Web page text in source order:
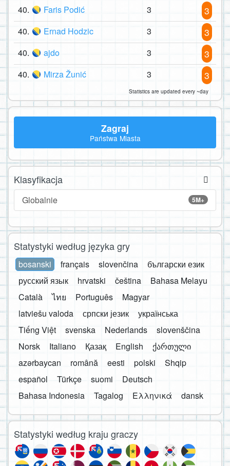
40. Faris Podić 3 3
40. Ernad Hodzic 3 3
40. ajdo 3 3
40. Mirza Žunić 3 3
Statistics are updated every ~day
Zagraj
Państwa Miasta
Klasyfikacja
5M+
Globalnie
Statystyki według języka gry
bosanski français slovenčina
български език
русский язык
hrvatski čeština
Bahasa Melayu
Català
ไทย Português
Magyar
latviešu valoda
српски језик
українська
Tiếng Việt
svenska Nederlands
slovenščina
Norsk
Italiano Қазақ English
ქართული
azərbaycan
română eesti polski
Shqip
español
Türkçe suomi
Deutsch
Bahasa Indonesia
Tagalog Ελληνικά dansk
Statystyki według kraju graczy